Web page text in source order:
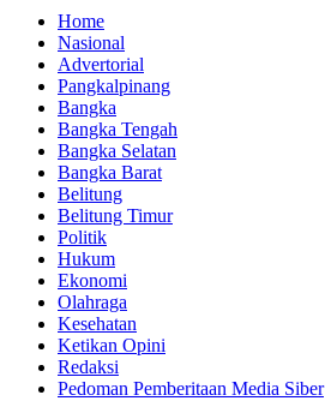
Home
Nasional
Advertorial
Pangkalpinang
Bangka
Bangka Tengah
Bangka Selatan
Bangka Barat
Belitung
Belitung Timur
Politik
Hukum
Ekonomi
Olahraga
Kesehatan
Ketikan Opini
Redaksi
Pedoman Pemberitaan Media Siber